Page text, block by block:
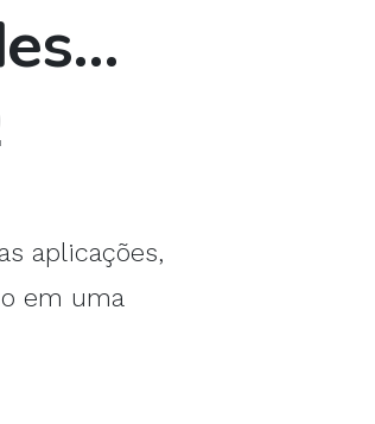
aplicações,
em uma